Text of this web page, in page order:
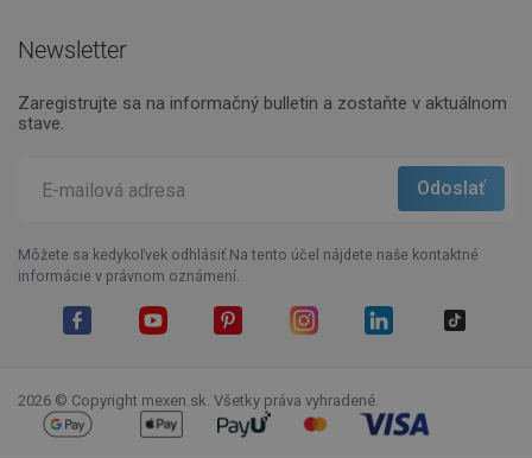
Newsletter
Zaregistrujte sa na informačný bulletin a zostaňte v aktuálnom
stave.
Môžete sa kedykoľvek odhlásiť.Na tento účel nájdete naše kontaktné
informácie v právnom oznámení.
2026 © Copyright mexen.sk. Všetky práva vyhradené.